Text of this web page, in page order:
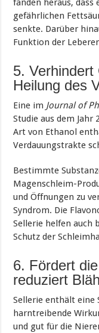
fanden heraus, dass
gefährlichen
senkte. Darüber
Funktion der
5.
Heilung des
Eine im Journal of
Studie aus dem Jahr
Art von Ethanol
Verdauungstrakte
Bestimmte
Magenschleim-
und Öffnungen zu
Syndrom. Die
Sellerie helfen auch
Schutz der
6. Fördert
reduziert
Sellerie enthält eine
harntreibende
und gut für die